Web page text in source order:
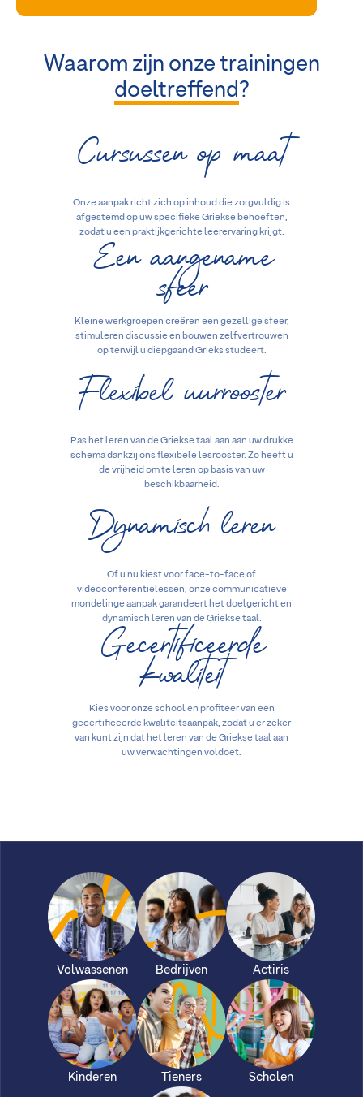
Waarom zijn onze trainingen
doeltreffend?
Cursussen op maat
Onze aanpak richt zich op inhoud die zorgvuldig is
afgestemd op uw specifieke Griekse behoeften,
zodat u een praktijkgerichte leerervaring krijgt.
Een aangename
sfeer
Kleine werkgroepen creëren een gezellige sfeer,
stimuleren discussie en bouwen zelfvertrouwen
op terwijl u diepgaand Grieks studeert.
Flexibel uurrooster
Pas het leren van de Griekse taal aan aan uw drukke
schema dankzij ons flexibele lesrooster. Zo heeft u
de vrijheid om te leren op basis van uw
beschikbaarheid.
Dynamisch leren
Of u nu kiest voor face-to-face of
videoconferentielessen, onze communicatieve
mondelinge aanpak garandeert het doelgericht en
dynamisch leren van de Griekse taal.
Gecertificeerde
kwaliteit
Kies voor onze school en profiteer van een
gecertificeerde kwaliteitsaanpak, zodat u er zeker
van kunt zijn dat het leren van de Griekse taal aan
uw verwachtingen voldoet.
Volwassenen Bedrijven Actiris
Kinderen Tieners Scholen